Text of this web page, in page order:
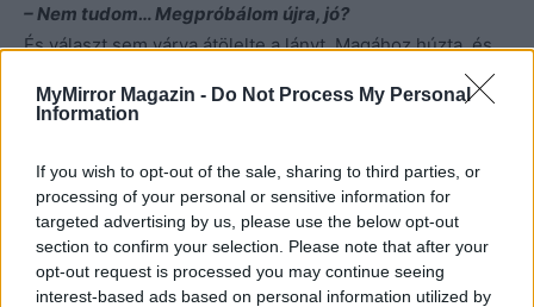
MyMirror Magazin - Do Not Process My Personal
Information
If you wish to opt-out of the sale, sharing to third parties, or
processing of your personal or sensitive information for
targeted advertising by us, please use the below opt-out
section to confirm your selection. Please note that after your
opt-out request is processed you may continue seeing
interest-based ads based on personal information utilized by
– Nem tudom… Megpróbálom újra, jó?
És választ sem várva átölelte a lányt. Magához húzta, és
olyan lágyan csókolta meg, mintha az törékeny dísztárgy
lett volna.
várakozás, öröm volt.
Laura látta, hogy nem gúnyolódik. A szemében fény volt,
erő és szerelem. Egyszerűen nem tudott megszólalni. A
gondolatai vadul cikázni kezdtek… Mi van Andival? És